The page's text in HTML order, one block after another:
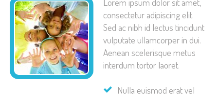
consectetur adipiscing elit.
Sed ac nibh id lectus tincidunt
vulputate ullamcorper in dui.
Aenean scelerisque metus
interdum tortor laoret.
Nulla euismod erat vel